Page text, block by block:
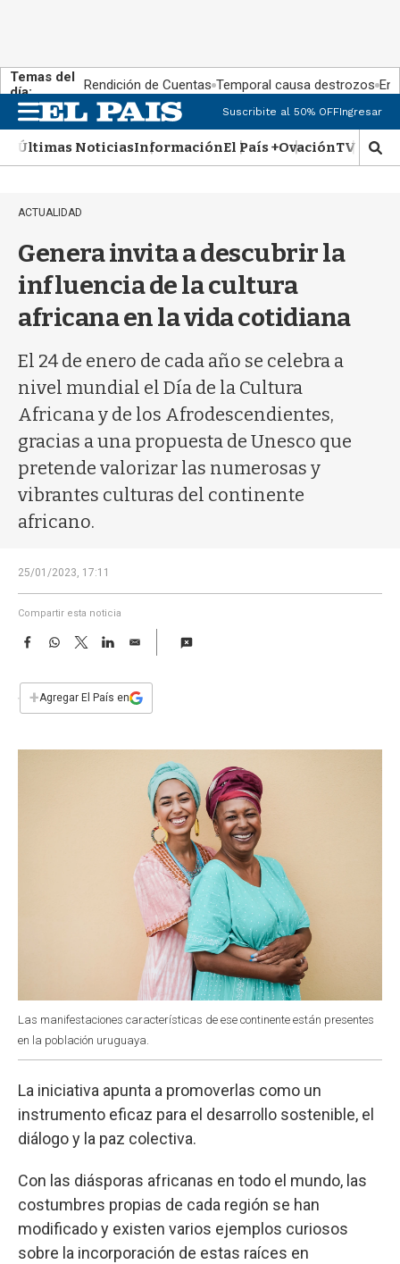
Temas del
día:
Rendición de Cuentas Temporal causa destrozos En
n
u
Suscribite al 50% OFFIngresar
Últimas NoticiasInformaciónEl País +OvaciónTV Show
M
o
ACTUALIDAD
Genera invita a descubrir la
influencia de la cultura
africana en la vida cotidiana
El 24 de enero de cada año se celebra a
nivel mundial el Día de la Cultura
Africana y de los Afrodescendientes,
gracias a una propuesta de Unesco que
pretende valorizar las numerosas y
vibrantes culturas del continente
africano.
25/01/2023, 17:11
Compartir esta noticia
F
e
b
W
s
T
w
t
L
E
i
l
+Agregar El País en
Las manifestaciones características de ese continente están presentes
en la población uruguaya.
La iniciativa apunta a promoverlas como un
instrumento eficaz para el desarrollo sostenible, el
diálogo y la paz colectiva.
Con las diásporas africanas en todo el mundo, las
costumbres propias de cada región se han
modificado y existen varios ejemplos curiosos
sobre la incorporación de estas raíces en